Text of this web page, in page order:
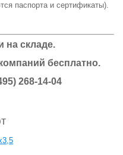
паспорта и сертификаты).
на складе.
бесплатно.
268-14-04